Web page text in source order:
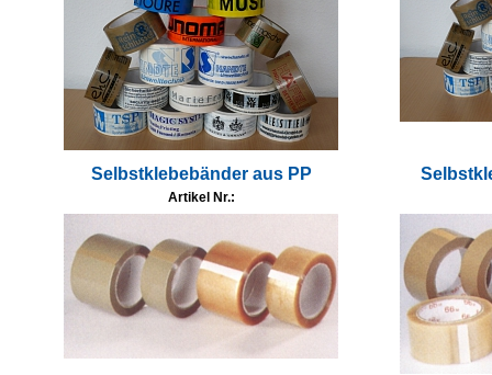
Selbstklebebänder aus PP
Artikel Nr.: